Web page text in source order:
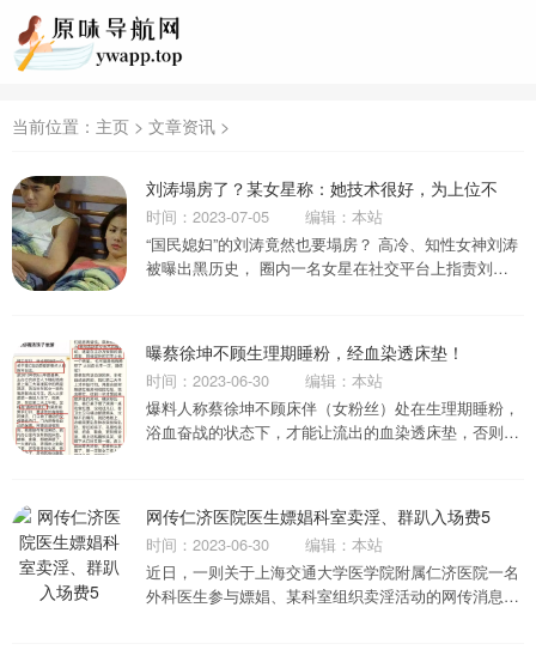
当前位置： 主页 > 文章资讯 >
刘涛塌房了？某女星称：她技术很好，为上位不
时间：2023-07-05
编辑：本站
“国民媳妇”的刘涛竟然也要塌房？ 高冷、知性女神刘涛
被曝出黑历史， 圈内一名女星在社交平台上指责刘
曝蔡徐坤不顾生理期睡粉，经血染透床垫！
时间：2023-06-30
编辑：本站
爆料人称蔡徐坤不顾床伴（女粉丝）处在生理期睡粉，
浴血奋战的状态下，才能让流出的血染透床垫，否则就
网传仁济医院医生嫖娼科室卖淫、群趴入场费5
时间：2023-06-30
编辑：本站
近日，一则关于上海交通大学医学院附属仁济医院一名
外科医生参与嫖娼、某科室组织卖淫活动的网传消息引